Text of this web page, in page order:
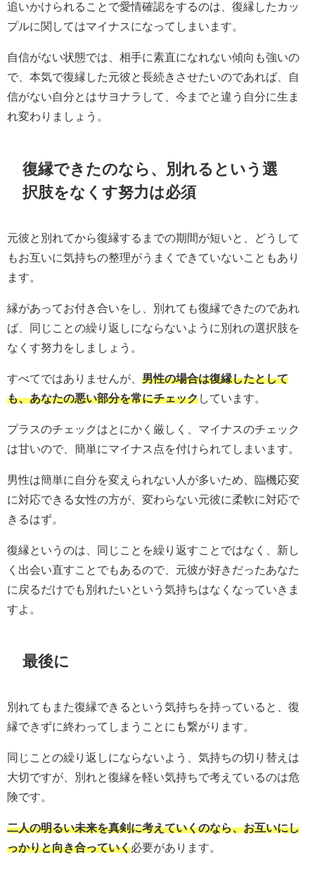
追いかけられることで愛情確認をするのは、復縁したカッ
プルに関してはマイナスになってしまいます。
自信がない状態では、相手に素直になれない傾向も強いの
で、本気で復縁した元彼と長続きさせたいのであれば、自
信がない自分とはサヨナラして、今までと違う自分に生ま
れ変わりましょう。
復縁できたのなら、別れるという選
択肢をなくす努力は必須
元彼と別れてから復縁するまでの期間が短いと、どうして
もお互いに気持ちの整理がうまくできていないこともあり
ます。
縁があってお付き合いをし、別れても復縁できたのであれ
ば、同じことの繰り返しにならないように別れの選択肢を
なくす努力をしましょう。
すべてではありませんが、 男性の場合は復縁したとして
も、あなたの悪い部分を常にチェックしています。
プラスのチェックはとにかく厳しく、マイナスのチェック
は甘いので、簡単にマイナス点を付けられてしまいます。
男性は簡単に自分を変えられない人が多いため、臨機応変
に対応できる女性の方が、変わらない元彼に柔軟に対応で
きるはず。
復縁というのは、同じことを繰り返すことではなく、新し
く出会い直すことでもあるので、元彼が好きだったあなた
に戻るだけでも別れたいという気持ちはなくなっていきま
すよ。
最後に
別れてもまた復縁できるという気持ちを持っていると、復
縁できずに終わってしまうことにも繋がります。
同じことの繰り返しにならないよう、気持ちの切り替えは
大切ですが、別れと復縁を軽い気持ちで考えているのは危
険です。
二人の明るい未来を真剣に考えていくのなら、お互いにし
っかりと向き合っていく必要があります。